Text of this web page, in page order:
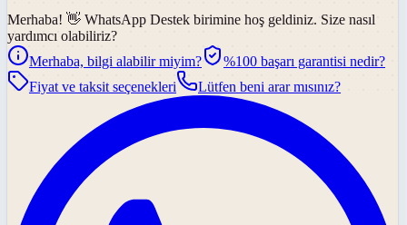
Merhaba! 👋 WhatsApp Destek birimine hoş geldiniz. Size nasıl
yardımcı olabiliriz?
Merhaba, bilgi alabilir miyim?
%100 başarı garantisi nedir?
Fiyat ve taksit seçenekleri
Lütfen beni arar mısınız?